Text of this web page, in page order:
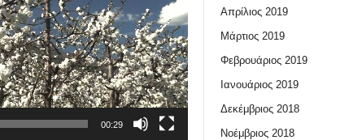
00:29
Απρίλιος 2019
Μάρτιος 2019
Φεβρουάριος 2019
Ιανουάριος 2019
Δεκέμβριος 2018
Νοέμβριος 2018